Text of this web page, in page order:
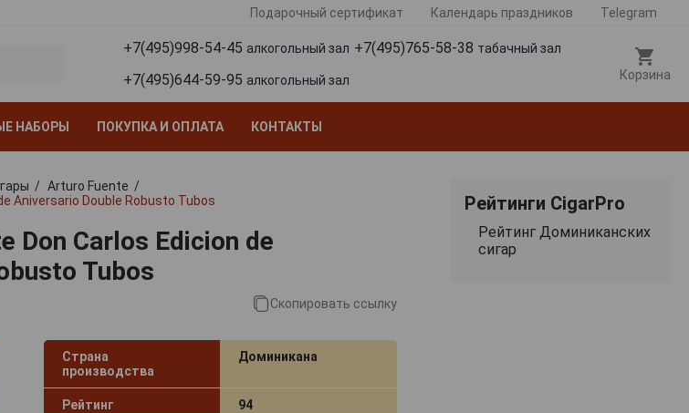
Подарочный сертификат Календарь праздников Telegram
+7(495)998-54-45 алкогольный зал +7(495)765-58-38 табачный зал
+7(495)644-59-95 алкогольный зал Корзина
НАБОРЫ ПОКУПКА И ОПЛАТА КОНТАКТЫ
Arturo Fuente
Aniversario Double Robusto Tubos
Don Carlos Edicion de
Tubos
Скопировать ссылку
Страна
производства
Доминикана
Рейтинг 94
Рейтинги CigarPro
Рейтинг Доминиканских
сигар